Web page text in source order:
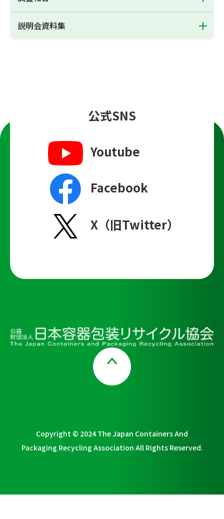
説明会資料集
公式SNS
Youtube
Facebook
X（旧Twitter）
Copyright © 2024 The Japan Containers And
Packaging Recycling Association All Rights Reserved.